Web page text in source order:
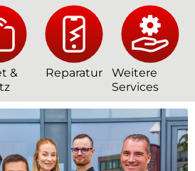
&
Reparatur
Weitere
Services